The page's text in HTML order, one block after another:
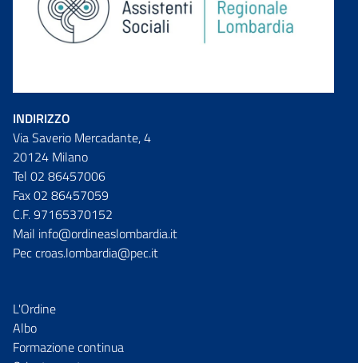
INDIRIZZO
Via Saverio Mercadante, 4
20124 Milano
Tel 02 86457006
Fax 02 86457059
C.F. 97165370152
Mail info@ordineaslombardia.it
Pec croas.lombardia@pec.it
L'Ordine
Albo
Formazione continua